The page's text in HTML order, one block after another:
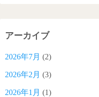
アーカイブ
2026年7月 (2)
2026年2月 (3)
2026年1月 (1)